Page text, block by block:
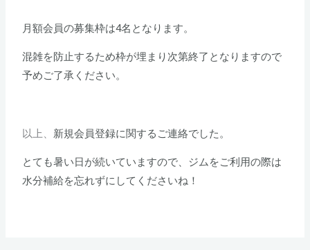
月額会員の募集枠は4名となります。
混雑を防止するため枠が埋まり次第終了となりますので
予めご了承ください。
以上、 新規会員登録に関するご連絡でした。
とても暑い日が続いていますので、ジムをご利用の際は
水分補給を忘れずにしてくださいね！